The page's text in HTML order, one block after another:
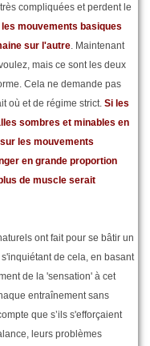
compliquées et perdent le
mouvements basiques
sur l'autre . Maintenant
mais ce sont les deux
Cela ne demande pas
où et de régime strict. Si les
sombres et minables en
les mouvements
en grande proportion
de muscle serait
ont fait pour se bâtir un
de cela, en basant
de la 'sensation' à cet
entraînement sans
que s’ils s'efforçaient
leurs problèmes